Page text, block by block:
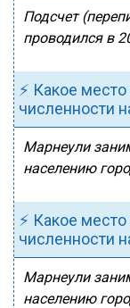
Подсчет
проводился в
⚡ Какое
численности
Марнеули
населению
⚡ Какое
численности
Марнеули
населению